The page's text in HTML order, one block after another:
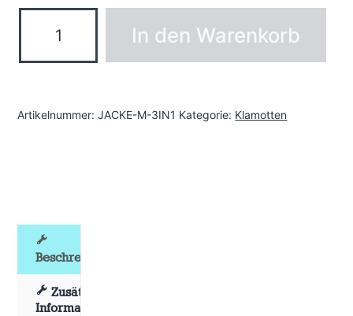
in-
Jacke
In den Warenkorb
Artikelnummer:JACKE-M-3IN1 Kategorie: Klamotten
Beschreibung
Zusätzliche
Informationen